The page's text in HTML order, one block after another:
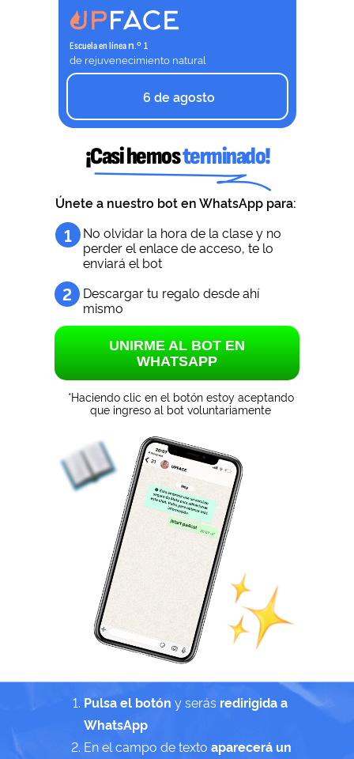
Escuela en línean.º1
de rejuvenecimiento natural
¡Casi hemosterminado!
Únete a nuestro bot en WhatsApp para:
No olvidar la hora de la clase y no
perder el enlace de acceso, te lo
enviará el bot
Descargar tu regalo desde ahí
mismo
*Haciendo clic en el botón estoy aceptando
que ingreso al bot voluntariamente
Pulsa el botón y serás redirigida a
WhatsApp
En el campo de texto aparecerá un
1
2
6 de agosto